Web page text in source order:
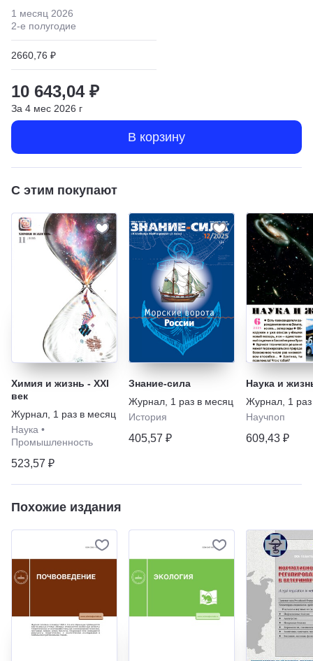
1 месяц 2026
2-е полугодие
2660,76 ₽
10 643,04 ₽
За 4 мес 2026 г
В корзину
С этим покупают
Химия и жизнь - XXI
век
Журнал 1 раз в месяц
Наука •
Промышленность
523,57 ₽
Знание-сила
Журнал 1 раз в месяц
История
405,57 ₽
Наука и
Журнал 1
Научпоп
609,43 ₽
Похожие издания